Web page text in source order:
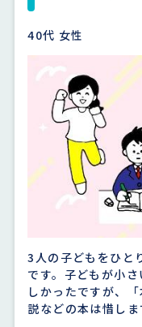
40代 女性
3人の子どもをひと
です。子どもが小
しかったですが、
説などの本は惜しま